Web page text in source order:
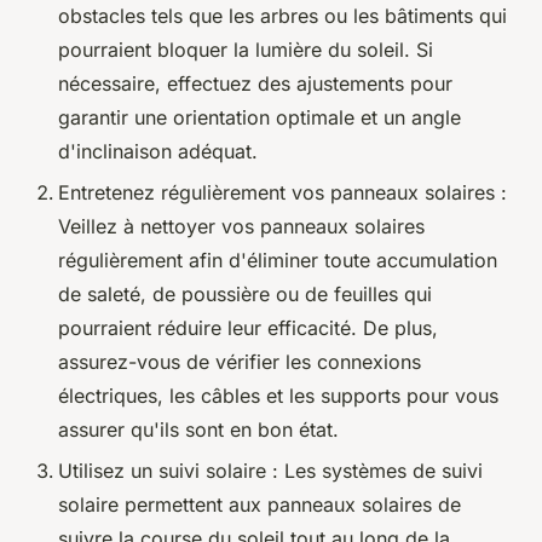
obstacles tels que les arbres ou les bâtiments qui
pourraient bloquer la lumière du soleil. Si
nécessaire, effectuez des ajustements pour
garantir une orientation optimale et un angle
d'inclinaison adéquat.
Entretenez régulièrement vos panneaux solaires :
Veillez à nettoyer vos panneaux solaires
régulièrement afin d'éliminer toute accumulation
de saleté, de poussière ou de feuilles qui
pourraient réduire leur efficacité. De plus,
assurez-vous de vérifier les connexions
électriques, les câbles et les supports pour vous
assurer qu'ils sont en bon état.
Utilisez un suivi solaire : Les systèmes de suivi
solaire permettent aux panneaux solaires de